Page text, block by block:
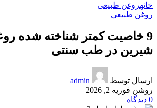
خانهروغن طبیعی
روغن طبیعی
9 خاصیت کمتر شناخته شده
شیرین در طب سنتی
ارسال توسط
admin
روشن فوریه 2, 2026
0 دیدگاه